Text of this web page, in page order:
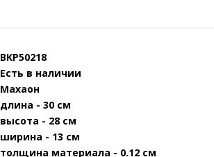
BKP50218
Есть в наличии
Махаон
длина - 30 см
высота - 28 см
ширина - 13 см
толщина материала - 0.12 см